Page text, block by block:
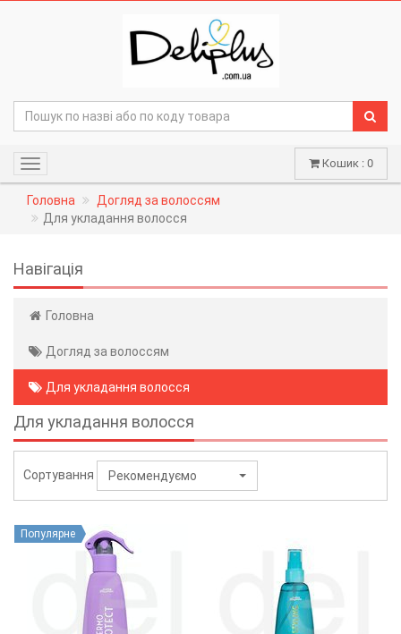
Навігація Кошик : 0
Головна
Догляд за волоссям
Для укладання волосся
Навігація
Головна
Догляд за волоссям
Для укладання волосся
Для укладання волосся
Сортування Рекомендуємо
Популярне